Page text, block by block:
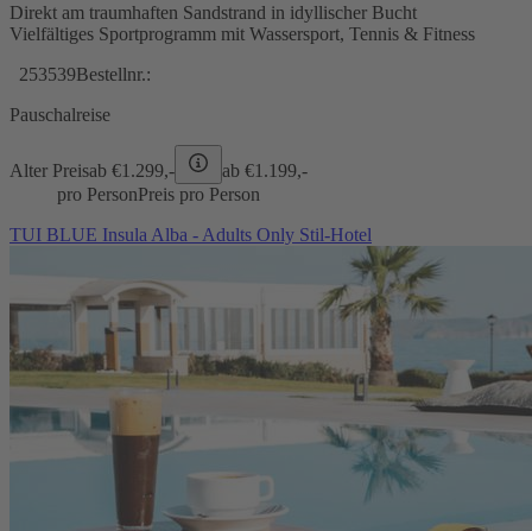
Direkt am traumhaften Sandstrand in idyllischer Bucht
Vielfältiges Sportprogramm mit Wassersport, Tennis & Fitness
253539Bestellnr.:
Pauschalreise
Alter Preisab €1.299,- ab €1.199,-
pro PersonPreis pro Person
TUI BLUE Insula Alba - Adults Only Stil-Hotel